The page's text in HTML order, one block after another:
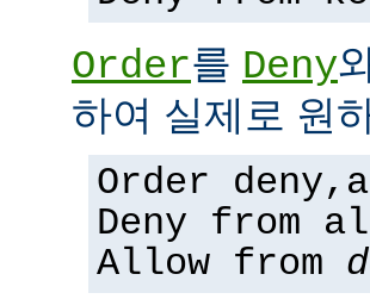
Order를 Deny
하여 실제로 원
Order
Deny from
Allow from